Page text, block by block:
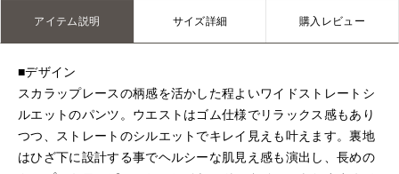
アイテム説明 サイズ詳細 購入レビュー
■デザイン
スカラップレースの柄感を活かした程よいワイドストレートシ
ルエットのパンツ。ウエストはゴム仕様でリラックス感もあり
つつ、ストレートのシルエットでキレイ見えも叶えます。裏地
はひざ下に設計する事でヘルシーな肌見え感も演出し、長めの